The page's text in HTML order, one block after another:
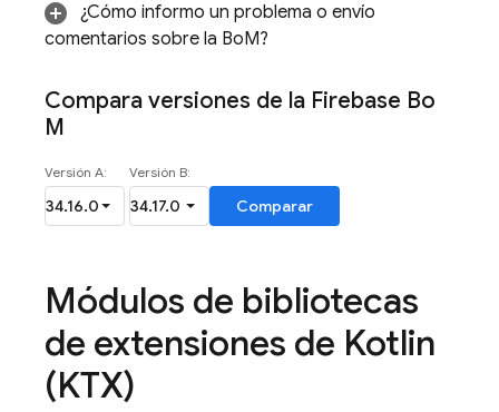
¿Cómo informo un problema o envío
comentarios sobre la BoM?
Compara versiones de la Firebase Bo
M
Módulos de bibliotecas
de extensiones de Kotlin
(KTX)